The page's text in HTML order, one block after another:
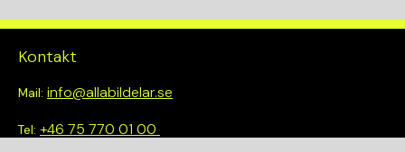
Kontakt
Mail: info@allabildelar.se
Tel: +46 75 770 01 00